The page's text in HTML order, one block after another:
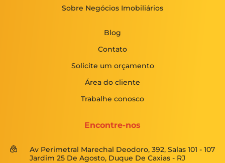
Sobre Negócios Imobiliários
Blog
Contato
Solicite um orçamento
Área do cliente
Trabalhe conosco
Encontre-nos
Av Perimetral Marechal Deodoro, 392, Salas 101 - 107
Jardim 25 De Agosto, Duque De Caxias - RJ